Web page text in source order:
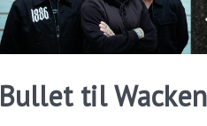
Bullet til Wacken